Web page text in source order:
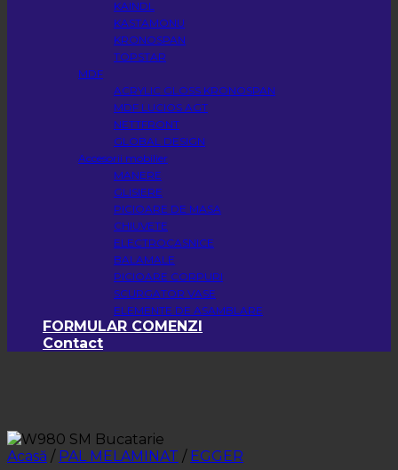
KAINDL
KASTAMONU
KRONOSPAN
TOPSTAR
MDF
ACRYLIC GLOSS KRONOSPAN
MDF LUCIOS AGT
NETTFRONT
GLOBAL DESIGN
Accesorii mobilier
MANERE
GLISIERE
PICIOARE DE MASA
CHIUVETE
ELECTROCASNICE
BALAMALE
PICIOARE CORPURI
SCURGATOR VASE
ELEMENTE DE ASAMBLARE
FORMULAR COMENZI
Contact
Acasă / PAL MELAMINAT / EGGER